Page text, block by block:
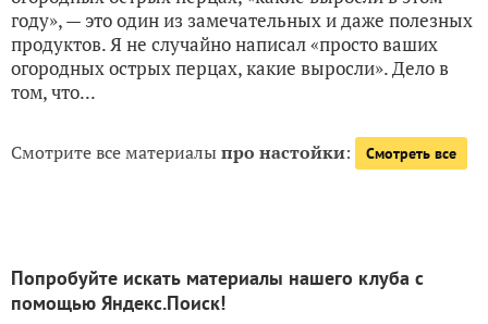
году», — это один из замечательных и даже полезных
продуктов. Я не случайно написал «просто ваших
огородных острых перцах, какие выросли». Дело в
том, что...
Смотрите все материалыпро настойки: Смотреть все
Попробуйте искать материалы нашего клуба с
помощью Яндекс.Поиск!